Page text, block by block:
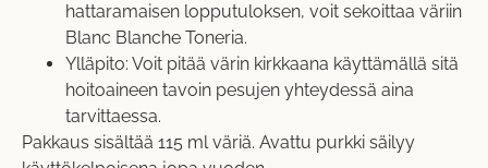
hattaramaisen lopputuloksen, voit sekoittaa väriin
Blanc Blanche Toneria.
Ylläpito: Voit pitää värin kirkkaana käyttämällä sitä
hoitoaineen tavoin pesujen yhteydessä aina
tarvittaessa.
Pakkaus sisältää 115 ml väriä. Avattu purkki säilyy